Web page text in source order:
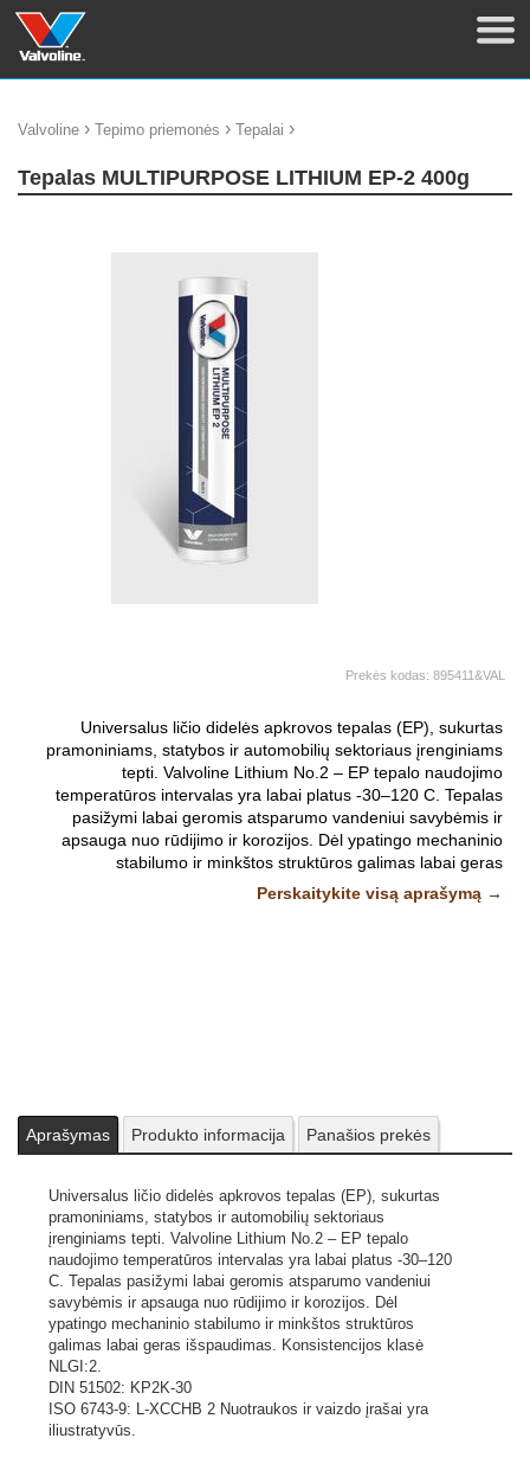
Valvoline › Tepimo priemonės › Tepalai ›
Tepalas MULTIPURPOSE LITHIUM EP-2 400g
Prekės kodas: 895411&VAL
Universalus ličio didelės apkrovos tepalas (EP), sukurtas
pramoniniams, statybos ir automobilių sektoriaus įrenginiams
tepti. Valvoline Lithium No.2 – EP tepalo naudojimo
temperatūros intervalas yra labai platus -30–120 C. Tepalas
pasižymi labai geromis atsparumo vandeniui savybėmis ir
apsauga nuo rūdijimo ir korozijos. Dėl ypatingo mechaninio
stabilumo ir minkštos struktūros galimas labai geras
išspaudimas. Konsistencijos klasė NLGI:2.
DIN 51502: KP2K-30
Perskaitykite visą aprašymą →
Aprašymas Produkto informacija Panašios prekės
Universalus ličio didelės apkrovos tepalas (EP), sukurtas
pramoniniams, statybos ir automobilių sektoriaus
įrenginiams tepti. Valvoline Lithium No.2 – EP tepalo
naudojimo temperatūros intervalas yra labai platus -30–120
C. Tepalas pasižymi labai geromis atsparumo vandeniui
savybėmis ir apsauga nuo rūdijimo ir korozijos. Dėl
ypatingo mechaninio stabilumo ir minkštos struktūros
galimas labai geras išspaudimas. Konsistencijos klasė
NLGI:2.
DIN 51502: KP2K-30
ISO 6743-9: L-XCCHB 2 Nuotraukos ir vaizdo įrašai yra
iliustratyvūs.